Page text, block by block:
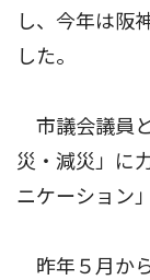
し、今年は阪
した。
市議会議員
災・減災」に
ニケーション
昨年５月か